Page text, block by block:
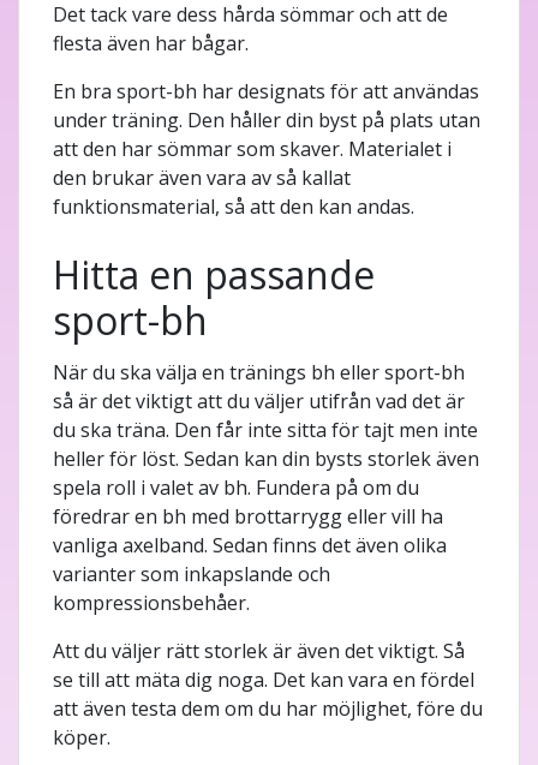
Det tack vare dess hårda sömmar och att de
flesta även har bågar.
En bra sport-bh har designats för att användas
under träning. Den håller din byst på plats utan
att den har sömmar som skaver. Materialet i
den brukar även vara av så kallat
funktionsmaterial, så att den kan andas.
Hitta en passande
sport-bh
När du ska välja en tränings bh eller sport-bh
så är det viktigt att du väljer utifrån vad det är
du ska träna. Den får inte sitta för tajt men inte
heller för löst. Sedan kan din bysts storlek även
spela roll i valet av bh. Fundera på om du
föredrar en bh med brottarrygg eller vill ha
vanliga axelband. Sedan finns det även olika
varianter som inkapslande och
kompressionsbehåer.
Att du väljer rätt storlek är även det viktigt. Så
se till att mäta dig noga. Det kan vara en fördel
att även testa dem om du har möjlighet, före du
köper.